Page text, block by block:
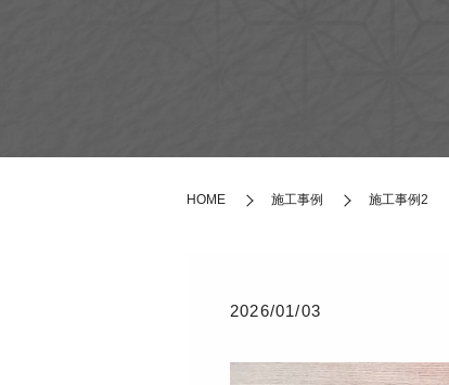
HOME 施工事例 施工事例2
2026/01/03